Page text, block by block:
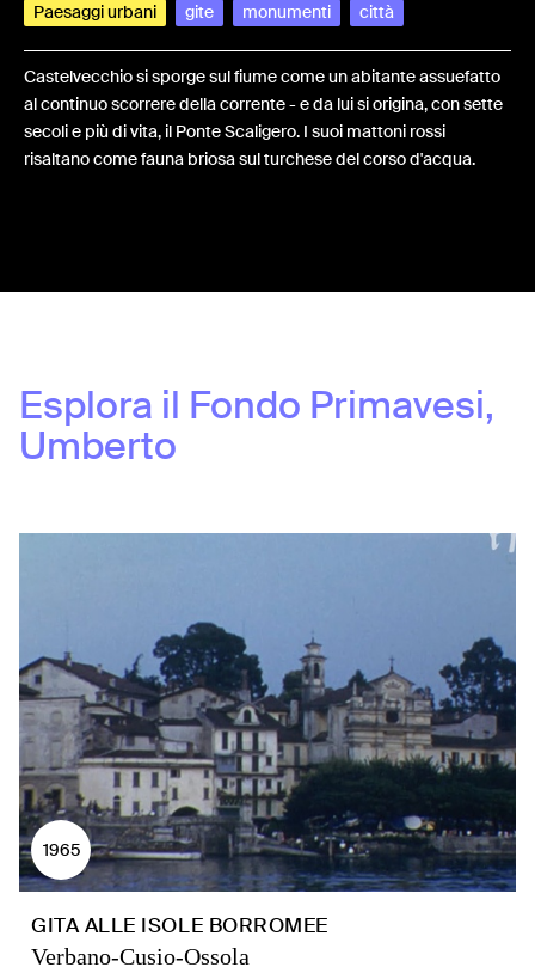
Paesaggi urbani gite monumenti città
Castelvecchio si sporge sul fiume come un abitante assuefatto
al continuo scorrere della corrente - e da lui si origina, con sette
secoli e più di vita, il Ponte Scaligero. I suoi mattoni rossi
risaltano come fauna briosa sul turchese del corso d'acqua.
Esplora il Fondo Primavesi,
Umberto
1965
GITA ALLE ISOLE BORROMEE
Verbano-Cusio-Ossola